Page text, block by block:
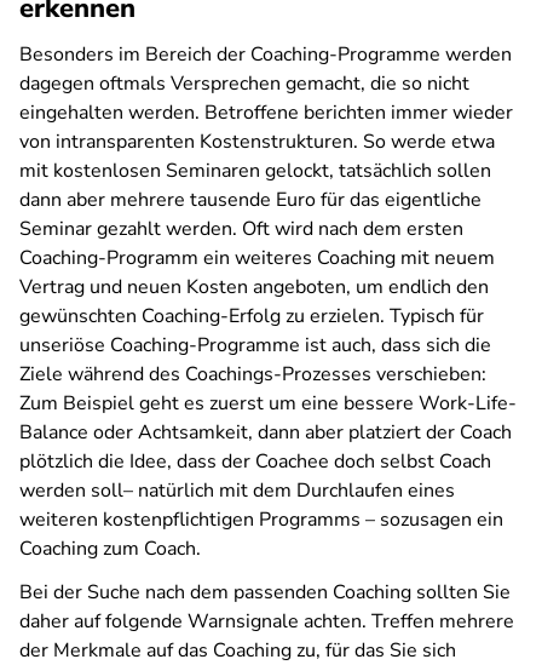
erkennen
Besonders im Bereich der Coaching-Programme werden
dagegen oftmals Versprechen gemacht, die so nicht
eingehalten werden. Betroffene berichten immer wieder
von intransparenten Kostenstrukturen. So werde etwa
mit kostenlosen Seminaren gelockt, tatsächlich sollen
dann aber mehrere tausende Euro für das eigentliche
Seminar gezahlt werden. Oft wird nach dem ersten
Coaching-Programm ein weiteres Coaching mit neuem
Vertrag und neuen Kosten angeboten, um endlich den
gewünschten Coaching-Erfolg zu erzielen. Typisch für
unseriöse Coaching-Programme ist auch, dass sich die
Ziele während des Coachings-Prozesses verschieben:
Zum Beispiel geht es zuerst um eine bessere Work-Life-
Balance oder Achtsamkeit, dann aber platziert der Coach
plötzlich die Idee, dass der Coachee doch selbst Coach
werden soll– natürlich mit dem Durchlaufen eines
weiteren kostenpflichtigen Programms – sozusagen ein
Coaching zum Coach.
Bei der Suche nach dem passenden Coaching sollten Sie
daher auf folgende Warnsignale achten. Treffen mehrere
der Merkmale auf das Coaching zu, für das Sie sich